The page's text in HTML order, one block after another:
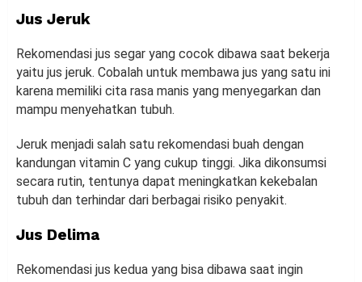
Jus Jeruk
Rekomendasi jus segar yang cocok dibawa saat bekerja
yaitu jus jeruk. Cobalah untuk membawa jus yang satu ini
karena memiliki cita rasa manis yang menyegarkan dan
mampu menyehatkan tubuh.
Jeruk menjadi salah satu rekomendasi buah dengan
kandungan vitamin C yang cukup tinggi. Jika dikonsumsi
secara rutin, tentunya dapat meningkatkan kekebalan
tubuh dan terhindar dari berbagai risiko penyakit.
Jus Delima
Rekomendasi jus kedua yang bisa dibawa saat ingin